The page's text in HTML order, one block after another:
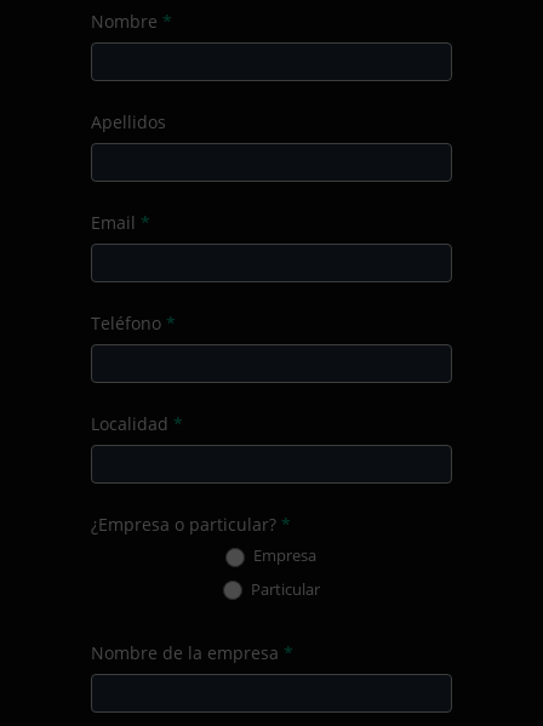
Nombre *
Apellidos
Email *
Teléfono *
Localidad *
¿Empresa o particular? *
Empresa
Particular
Nombre de la empresa *